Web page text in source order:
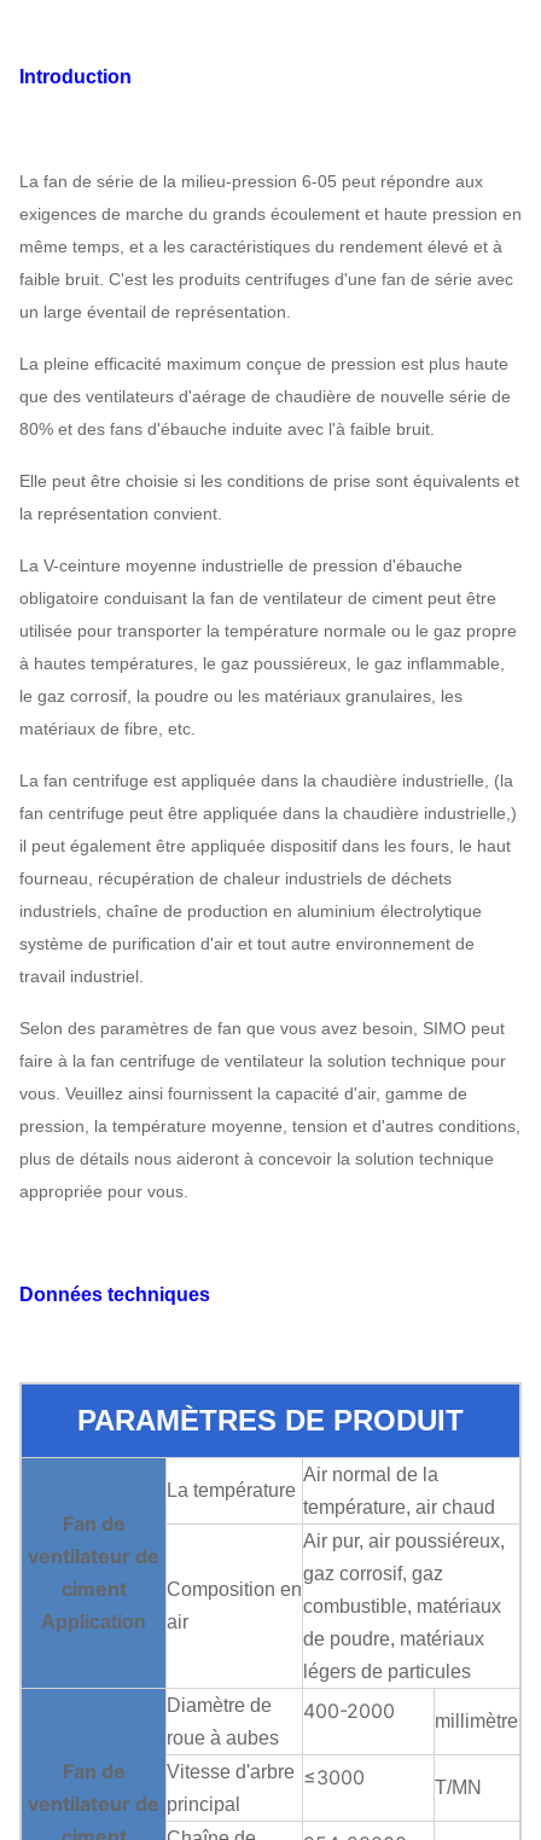
Introduction
La fan de série de la milieu-pression 6-05 peut répondre aux
exigences de marche du grands écoulement et haute pression en
même temps, et a les caractéristiques du rendement élevé et à
faible bruit. C'est les produits centrifuges d'une fan de série avec
un large éventail de représentation.
La pleine efficacité maximum conçue de pression est plus haute
que des ventilateurs d'aérage de chaudière de nouvelle série de
80% et des fans d'ébauche induite avec l'à faible bruit.
Elle peut être choisie si les conditions de prise sont équivalents et
la représentation convient.
La V-ceinture moyenne industrielle de pression d'ébauche
obligatoire conduisant la fan de ventilateur de ciment peut être
utilisée pour transporter la température normale ou le gaz propre
à hautes températures, le gaz poussiéreux, le gaz inflammable,
le gaz corrosif, la poudre ou les matériaux granulaires, les
matériaux de fibre, etc.
La fan centrifuge est appliquée dans la chaudière industrielle, (la
fan centrifuge peut être appliquée dans la chaudière industrielle,)
il peut également être appliquée dispositif dans les fours, le haut
fourneau, récupération de chaleur industriels de déchets
industriels, chaîne de production en aluminium électrolytique
système de purification d'air et tout autre environnement de
travail industriel.
Selon des paramètres de fan que vous avez besoin, SIMO peut
faire à la fan centrifuge de ventilateur la solution technique pour
vous. Veuillez ainsi fournissent la capacité d'air, gamme de
pression, la température moyenne, tension et d'autres conditions,
plus de détails nous aideront à concevoir la solution technique
appropriée pour vous.
Données techniques
PARAMÈTRES DE PRODUIT
Fan de
ventilateur de
ciment
Application
La température
Air normal de la
température, air chaud
Composition en
air
Air pur, air poussiéreux,
gaz corrosif, gaz
combustible, matériaux
de poudre, matériaux
légers de particules
Fan de
ventilateur de
Diamètre de
roue à aubes
400-2000 millimètre
Vitesse d'arbre
principal
≤3000 T/MN